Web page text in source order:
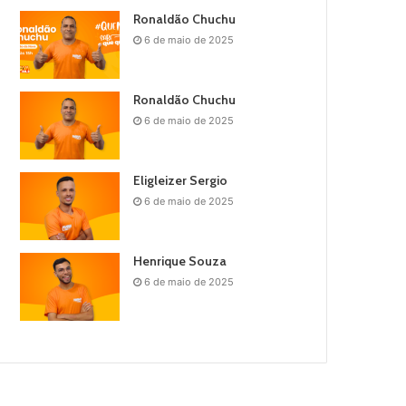
Ronaldão Chuchu
6 de maio de 2025
Ronaldão Chuchu
6 de maio de 2025
Eligleizer Sergio
6 de maio de 2025
Henrique Souza
6 de maio de 2025